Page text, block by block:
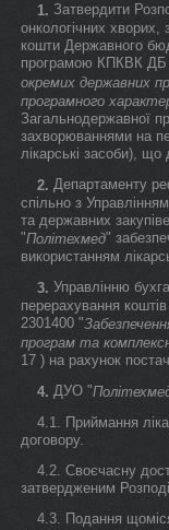
1. Затвердити
онкологічних хворих,
кошти Державного
програмою КПКВК ДБ
окремих державних
програмного
Загальнодержавної
захворюваннями на
лікарські засоби), що
2. Департаменту
спільно з
та державних
"Політехмед"
використанням
3. Управлінню
перерахування
2301400 "
програм та
17 ) на рахунок
4. ДУО "
4.1. Приймання
договору.
4.2. Своєчасну
затвердженим
4.3. Подання